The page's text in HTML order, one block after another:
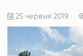
25 червня 2019